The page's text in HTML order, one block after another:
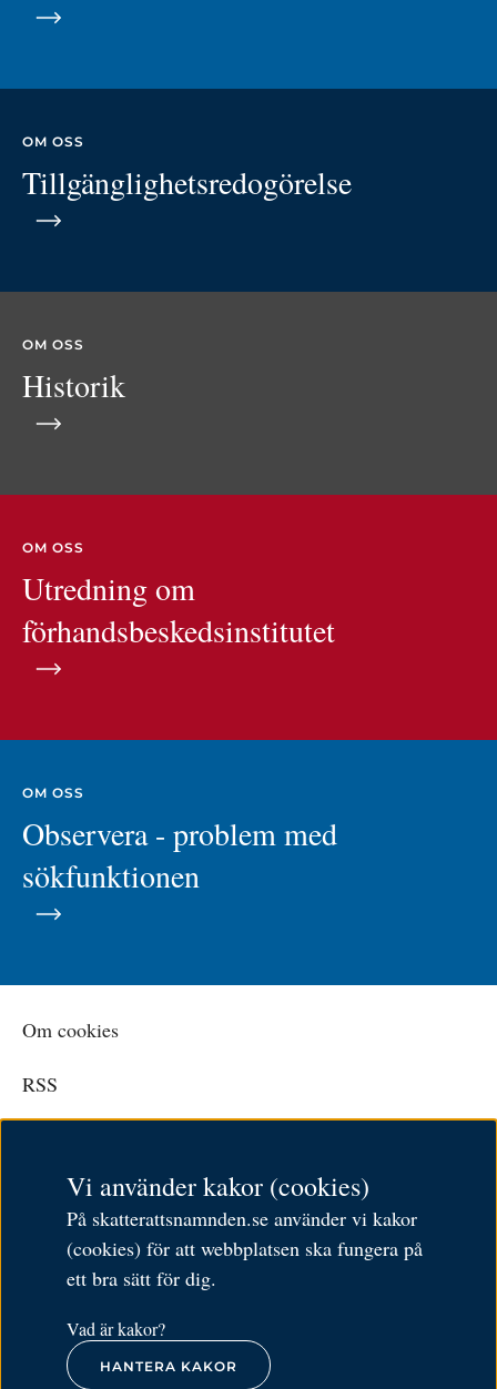
Vi använder kakor (cookies)
På skatterattsnamnden.se använder vi kakor
(cookies) för att webbplatsen ska fungera på
ett bra sätt för dig.
Vad är kakor?
HANTERA KAKOR
OM OSS
Tillgänglighetsredogörelse
OM OSS
Historik
OM OSS
Utredning om
förhandsbeskedsinstitutet
OM OSS
Observera - problem med
sökfunktionen
Om cookies
RSS
Tillgänglighetsredogörelse
Besöksadress: Karlavägen 108
Postadress: Box 24144,
Öppettider: 9–11.30 och 12.30–16
010-574 79 57